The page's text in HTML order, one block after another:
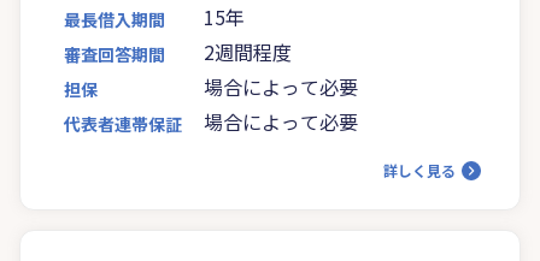
最長借入期間 15年
審査回答期間 2週間程度
担保 場合によって必要
代表者連帯保証 場合によって必要
詳しく見る